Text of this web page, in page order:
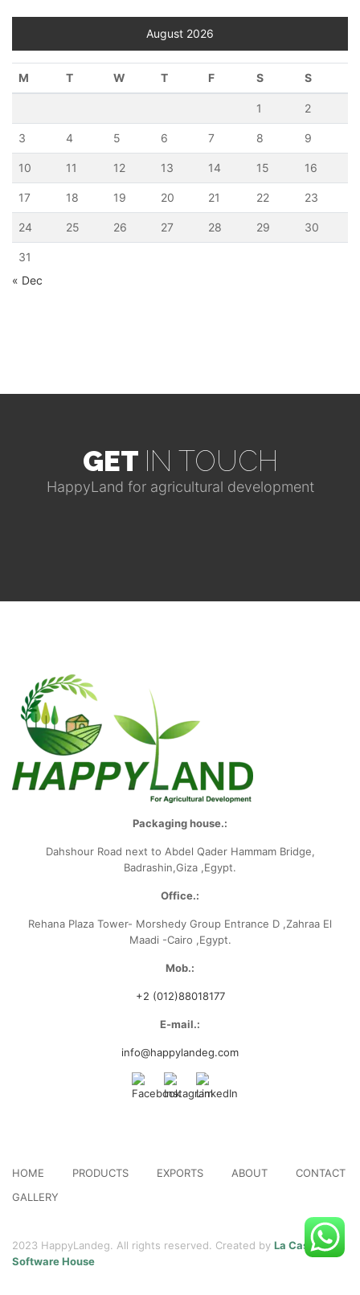
August 2026
M T W T F S S
1 2
3 4 5 6 7 8 9
10 11 12 13 14 15 16
17 18 19 20 21 22 23
24 25 26 27 28 29 30
31
« Dec
GET IN TOUCH
HappyLand for agricultural development
Packaging house.:
Dahshour Road next to Abdel Qader Hammam Bridge,
Badrashin,Giza ,Egypt.
Office.:
Rehana Plaza Tower- Morshedy Group Entrance D ,Zahraa El
Maadi -Cairo ,Egypt.
Mob.:
+2 (012)88018177
E-mail.:
info@happylandeg.com
HOME PRODUCTS EXPORTS ABOUT
CONTACT
GALLERY
2023 HappyLandeg. All rights reserved. Created by La Casa Code
Software House